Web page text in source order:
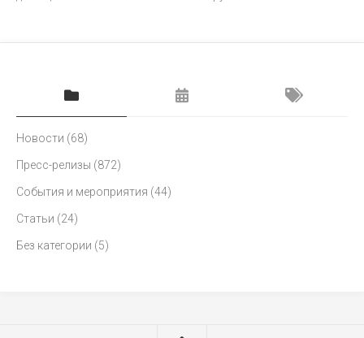
Новости (68)
Пресс-релизы (872)
События и мероприятия (44)
Статьи (24)
Без категории (5)